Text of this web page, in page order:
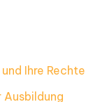
Ihre Rechte